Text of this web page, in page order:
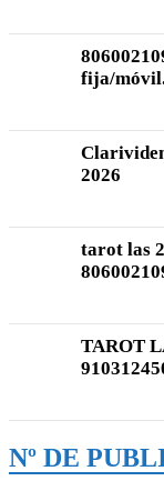
fija/
2026
tarot las
TAROT
Nº DE